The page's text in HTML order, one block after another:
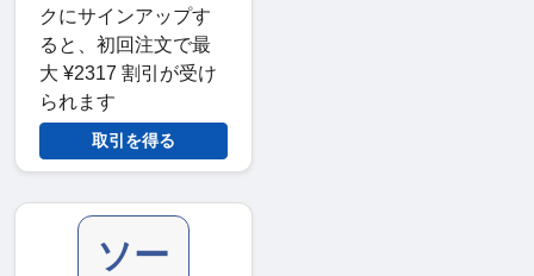
クにサインアップす
ると、初回注文で最
大 ¥2317 割引が受け
られます
取引を得る
ソー